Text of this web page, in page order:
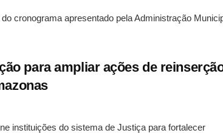
cronograma apresentado pela Administração
para ampliar ações de
instituições do sistema de Justiça para fortalecer